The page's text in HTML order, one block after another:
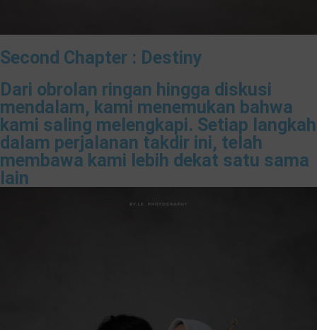
Second Chapter : Destiny
Dari obrolan ringan hingga diskusi
mendalam, kami menemukan bahwa
kami saling melengkapi. Setiap langkah
dalam perjalanan takdir ini, telah
membawa kami lebih dekat satu sama
lain